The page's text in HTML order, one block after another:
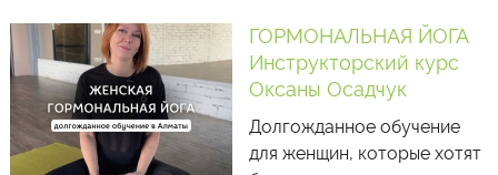
ГОРМОНАЛЬНАЯ ЙОГА
Инструкторский курс
Оксаны Осадчук
Долгожданное обучение
для женщин, которые хотят